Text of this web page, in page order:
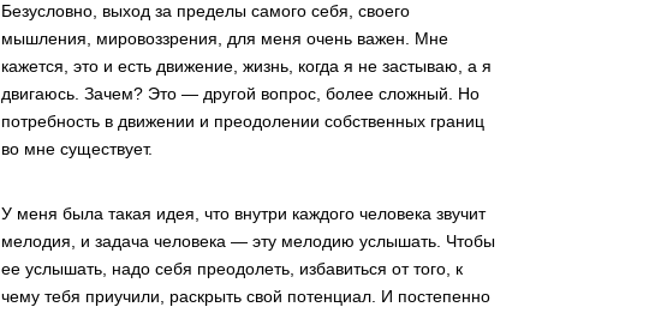
Безусловно, выход за пределы самого себя, своего
мышления, мировоззрения, для меня очень важен. Мне
кажется, это и есть движение, жизнь, когда я не застываю, а я
двигаюсь. Зачем? Это — другой вопрос, более сложный. Но
потребность в движении и преодолении собственных границ
во мне существует.
У меня была такая идея, что внутри каждого человека звучит
мелодия, и задача человека — эту мелодию услышать. Чтобы
ее услышать, надо себя преодолеть, избавиться от того, к
чему тебя приучили, раскрыть свой потенциал. И постепенно